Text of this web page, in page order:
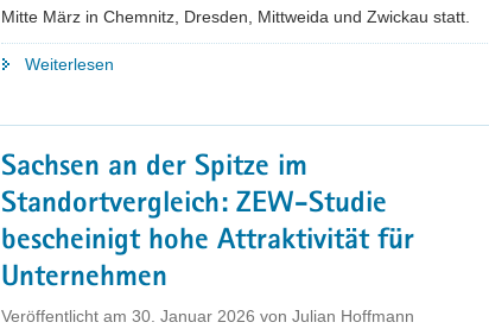
Mitte März in Chemnitz, Dresden, Mittweida und Zwickau statt.
Weiterlesen
und
Kammern
rücken
Chancen
der
Unternehmensnachfolge
Sachsen an der Spitze im
Standortvergleich: ZEW-Studie
bescheinigt hohe Attraktivität für
Unternehmen
Veröffentlicht am 30. Januar 2026 von Julian Hoffmann